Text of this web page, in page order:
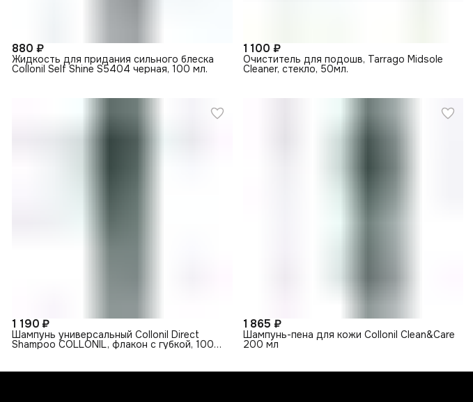
880 ₽
Жидкость для придания сильного блеска
Collonil Self Shine S5404 черная, 100 мл.
1 100 ₽
Очиститель для подошв, Tarrago Midsole
Cleaner, стекло, 50мл.
1 190 ₽
Шампунь универсальный Collonil Direct
Shampoo COLLONIL, флакон с губкой, 100
1 865 ₽
Шампунь-пена для кожи Collonil Clean&Care
200 мл